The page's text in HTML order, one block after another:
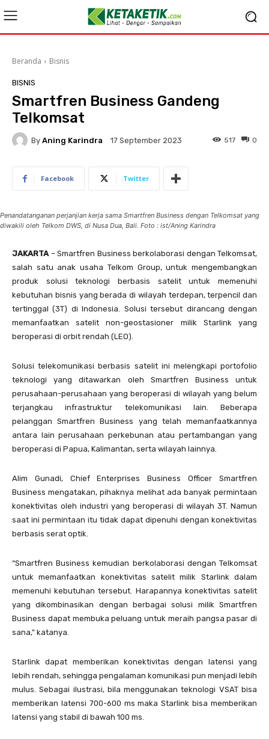
Beranda Bisnis
BISNIS
Smartfren Business Gandeng
Telkomsat
By Aning Karindra 17 September 2023 0
517
Facebook Twitter
Penandatanganan perjanjian kerja sama Smartfren Business dengan Telkomsat yang
diwakili oleh Telkom DWS, di Nusa Dua, Bali. Foto : ist/Aning Karindra
JAKARTA– Smartfren Business berkolaborasi dengan Telkomsat,
salah satu anak usaha Telkom Group, untuk mengembangkan
produk solusi teknologi berbasis satelit untuk memenuhi
kebutuhan bisnis yang berada di wilayah terdepan, terpencil dan
tertinggal (3T) di Indonesia. Solusi tersebut dirancang dengan
memanfaatkan satelit non-geostasioner milik Starlink yang
beroperasi di orbit rendah (LEO).
Solusi telekomunikasi berbasis satelit ini melengkapi portofolio
teknologi yang ditawarkan oleh Smartfren Business untuk
perusahaan-perusahaan yang beroperasi di wilayah yang belum
terjangkau infrastruktur telekomunikasi lain. Beberapa
pelanggan Smartfren Business yang telah memanfaatkannya
antara lain perusahaan perkebunan atau pertambangan yang
beroperasi di Papua, Kalimantan, serta wilayah lainnya.
Alim Gunadi, Chief Enterprises Business Officer Smartfren
Business mengatakan, pihaknya melihat ada banyak permintaan
konektivitas oleh industri yang beroperasi di wilayah 3T. Namun
saat ini permintaan itu tidak dapat dipenuhi dengan konektivitas
berbasis serat optik.
“Smartfren Business kemudian berkolaborasi dengan Telkomsat
untuk memanfaatkan konektivitas satelit milik Starlink dalam
memenuhi kebutuhan tersebut. Harapannya konektivitas satelit
yang dikombinasikan dengan berbagai solusi milik Smartfren
Business dapat membuka peluang untuk meraih pangsa pasar di
sana,” katanya.
Starlink dapat memberikan konektivitas dengan latensi yang
lebih rendah, sehingga pengalaman komunikasi pun menjadi lebih
mulus. Sebagai ilustrasi, bila menggunakan teknologi VSAT bisa
memberikan latensi 700-600 ms maka Starlink bisa memberikan
latensi yang stabil di bawah 100 ms.